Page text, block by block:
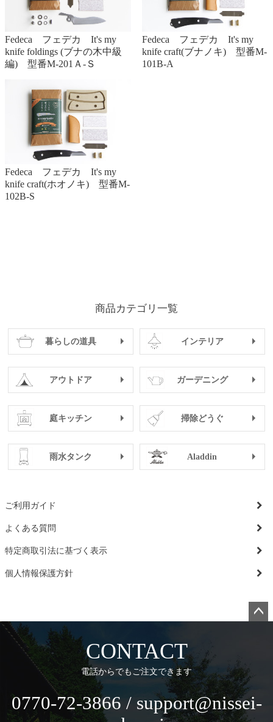
Fedeca フェデカ It's my
knife foldings (ブナの木中級
編) 型番M-201Ａ-Ｓ
Fedeca フェデカ It's my
knife craft(ブナノキ) 型番M-
101B-A
Fedeca フェデカ It's my
knife craft(ホオノキ) 型番M-
102B-S
商品カテゴリ一覧
暮らしの道具 インテリア
アウトドア ガーデニング
庭キッチン 掃除どうぐ
雨水タンク Aladdin
ご利用ガイド
よくある質問
特定商取引法に基づく表示
個人情報保護方針
CONTACT
電話からでもご注文できます
0770-72-3866 / support@nissei-